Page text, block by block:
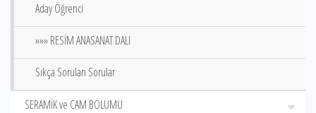
Aday Öğrenci
»»» RESİM ANASANAT DALI
Sıkça Sorulan Sorular
SERAMİK ve CAM BÖLÜMÜ